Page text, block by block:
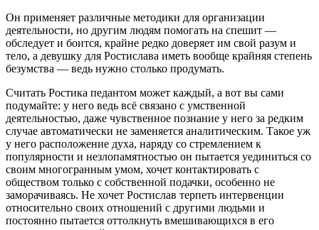
Он применяет различные методики для организации
деятельности, но другим людям помогать на спешит —
обследует и боится, крайне редко доверяет им свой разум и
тело, а девушку для Ростислава иметь вообще крайняя степень
безумства — ведь нужно столько продумать.
Считать Ростика педантом может каждый, а вот вы сами
подумайте: у него ведь всё связано с умственной
деятельностью, даже чувственное познание у него за редким
случае автоматически не заменяется аналитическим. Такое уж
у него расположение духа, наряду со стремлением к
популярности и незлопамятностью он пытается уединиться со
своим многогранным умом, хочет контактировать с
обществом только с собственной подачки, особенно не
заморачиваясь. Не хочет Ростислав терпеть интервенции
относительно своих отношений с другими людьми и
постоянно пытается оттолкнуть вмешивающихся в его